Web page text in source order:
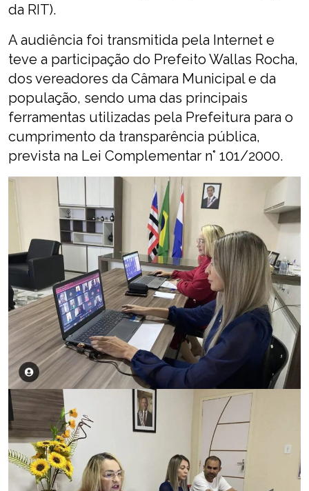
da RIT).
A audiência foi transmitida pela Internet e
teve a participação do Prefeito Wallas Rocha,
dos vereadores da Câmara Municipal e da
população, sendo uma das principais
ferramentas utilizadas pela Prefeitura para o
cumprimento da transparência pública,
prevista na Lei Complementar n° 101/2000.